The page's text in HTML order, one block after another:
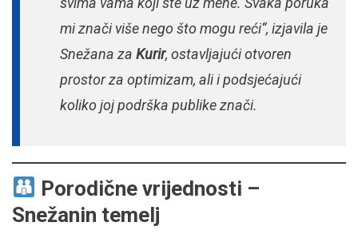
mi znači više nego što mogu reći“, izjavila je
Snežana za Kurir, ostavljajući otvoren
prostor za optimizam, ali i podsjećajući
koliko joj podrška publike znači.
Porodične vrijednosti –
Snežanin temelj